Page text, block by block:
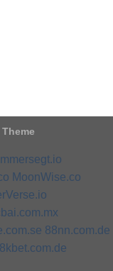
MoonWise.co
88nn.com.de
8kbet.com.de